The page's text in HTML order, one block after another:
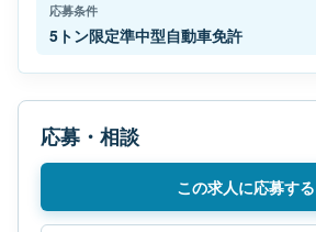
応募条件
5トン限定準中型自動車免許
応募・相談
この求人に応募する